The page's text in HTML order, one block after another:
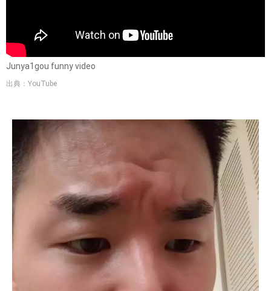
Junya1gou funny video
出典：YouTube